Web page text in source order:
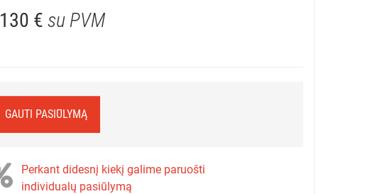
130 € su PVM
GAUTI PASIŪLYMĄ
Perkant didesnį kiekį galime paruošti
individualų pasiūlymą